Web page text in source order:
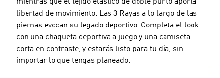
mientras que el tejido elástico de doble punto aporta
libertad de movimiento. Las 3 Rayas a lo largo de las
piernas evocan su legado deportivo. Completa el look
con una chaqueta deportiva a juego y una camiseta
corta en contraste, y estarás listo para tu día, sin
importar lo que tengas planeado.